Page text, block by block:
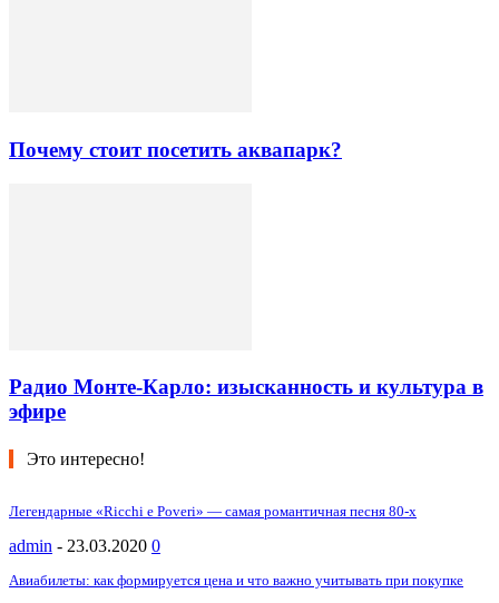
Почему стоит посетить аквапарк?
Радио Монте-Карло: изысканность и культура в
эфире
Это интересно!
Легендарные «Ricchi e Poveri» — самая романтичная песня 80-х
admin - 23.03.2020 0
Авиабилеты: как формируется цена и что важно учитывать при покупке